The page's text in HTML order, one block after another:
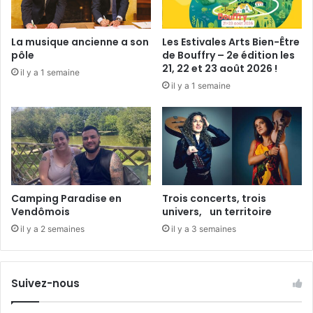
M
a
e
l
e
n
e
La musique ancienne a son
pôle
il y a 1 semaine
Les Estivales Arts Bien-Être
de Bouffry – 2e édition les
21, 22 et 23 août 2026 !
il y a 1 semaine
Camping Paradise en
Vendômois
il y a 2 semaines
Trois concerts, trois
univers, un territoire
il y a 3 semaines
Suivez-nous